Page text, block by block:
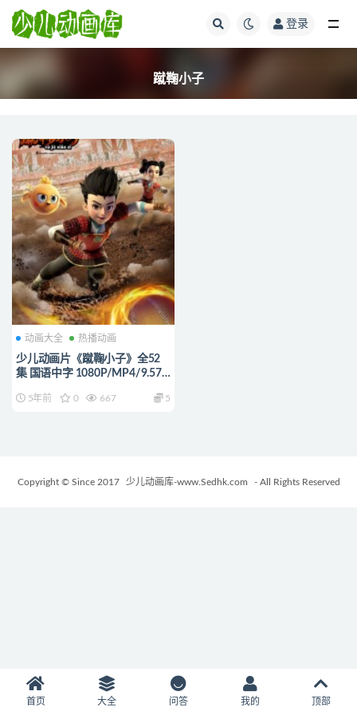
登录
蹴鞠小子
动画大全 热播动画
少儿动画片《蹴鞠小子》全52
集 国语中字 1080P/MP4/9.57G
5年前 0 667 5
Copyright © Since 2017 少儿动画库-www.Sedhk.com - All Rights Reserved
首页 大全 问答 我的 顶部